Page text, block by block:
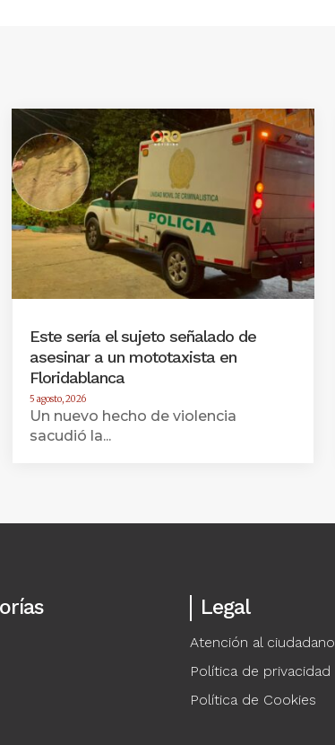
Este sería el sujeto señalado de
asesinar a un mototaxista en
Floridablanca
5 agosto, 2026
Un nuevo hecho de violencia
sacudió la...
Legal
Atención al ciudadano
Política de privacidad
Política de Cookies